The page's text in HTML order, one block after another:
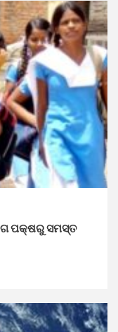
ପକ୍ଷରୁ ସମସ୍ତ